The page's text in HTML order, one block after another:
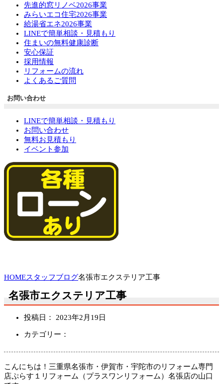
先進的窓リノベ2026事業
みらいエコ住宅2026事業
給湯省エネ2026事業
LINEで簡単相談・見積もり
住まいの無料健康診断
安心保証
採用情報
リフォームの流れ
よくあるご質問
お問い合わせ
LINEで簡単相談・見積もり
お問い合わせ
無料お見積もり
イベント参加
HOMEスタッフブログ名張市エクステリア工事
名張市エクステリア工事
投稿日： 2023年2月19日
カテゴリー：
こんにちは！三重県名張市・伊賀市・宇陀市のリフォーム専門
店ぷらす１リフォーム（プラスワンリフォーム）名張店の山口